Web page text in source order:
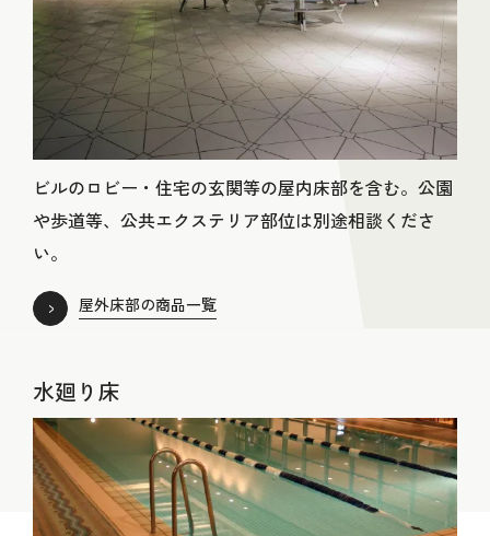
ビルのロビー・住宅の玄関等の屋内床部を含む。公園
や歩道等、公共エクステリア部位は別途相談くださ
い。
屋外床部の商品一覧
水廻り床